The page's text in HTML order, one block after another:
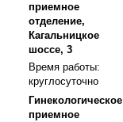
приемное
отделение,
Кагальницкое
шоссе, 3
Время работы:
круглосуточно
Гинекологическое
приемное